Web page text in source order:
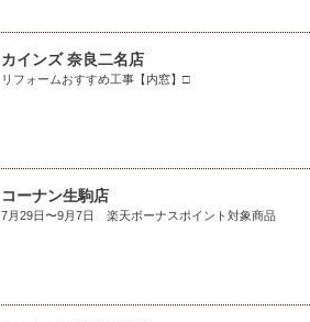
カインズ 奈良二名店
リフォームおすすめ工事【内窓】□
コーナン生駒店
7月29日〜9月7日 楽天ボーナスポイント対象商品